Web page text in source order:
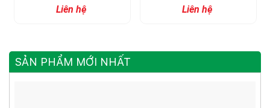
Liên hệ Liên hệ
SẢN PHẨM MỚI NHẤT